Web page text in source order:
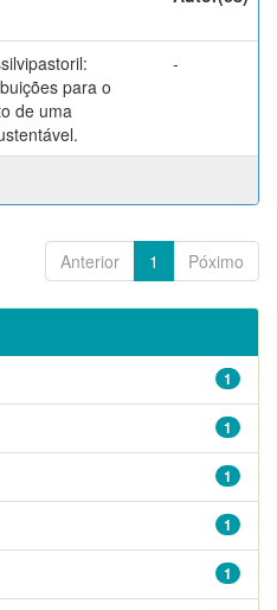
para o
de uma
-
Anterior 1 Póximo
1
1
1
1
1